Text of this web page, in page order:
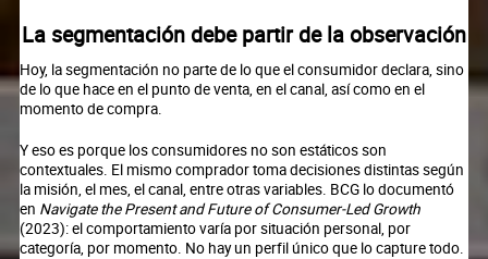
La segmentación debe partir de la observación
Hoy, la segmentación no parte de lo que el consumidor declara, sino
de lo que hace en el punto de venta, en el canal, así como en el
momento de compra.
Y eso es porque los consumidores no son estáticos son
contextuales. El mismo comprador toma decisiones distintas según
la misión, el mes, el canal, entre otras variables. BCG lo documentó
en Navigate the Present and Future of Consumer-Led Growth
(2023): el comportamiento varía por situación personal, por
categoría, por momento. No hay un perfil único que lo capture todo.